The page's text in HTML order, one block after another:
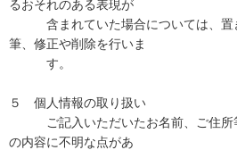
るおそれのある表現が
含まれていた場合については、置
筆、修正や削除を行いま
す。
５ 個人情報の取り扱い
ご記入いただいたお名前、ご住所
の内容に不明な点があ